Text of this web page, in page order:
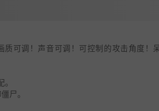
可调！声音可调！可控制的攻击角度！
尸。